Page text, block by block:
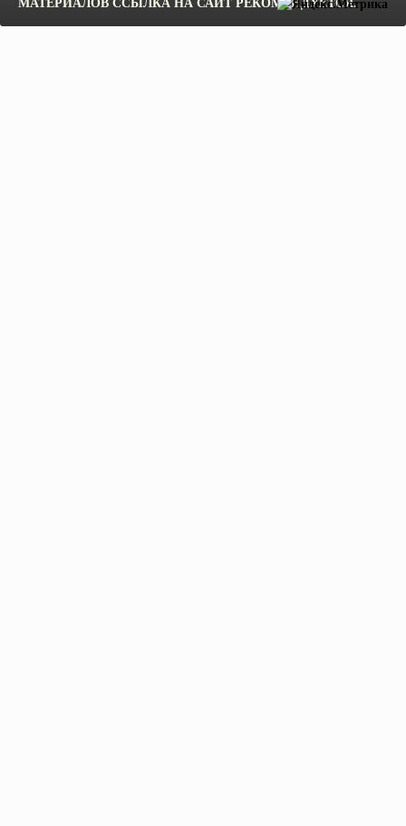
МАТЕРИАЛОВ ССЫЛКА НА САЙТ РЕКОМЕНДУЕТСЯ.